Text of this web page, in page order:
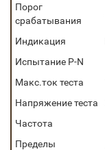
Порог
срабатывания
Индикация
Испытание P-N
Макс.ток теста
Напряжение теста
Частота
Пределы